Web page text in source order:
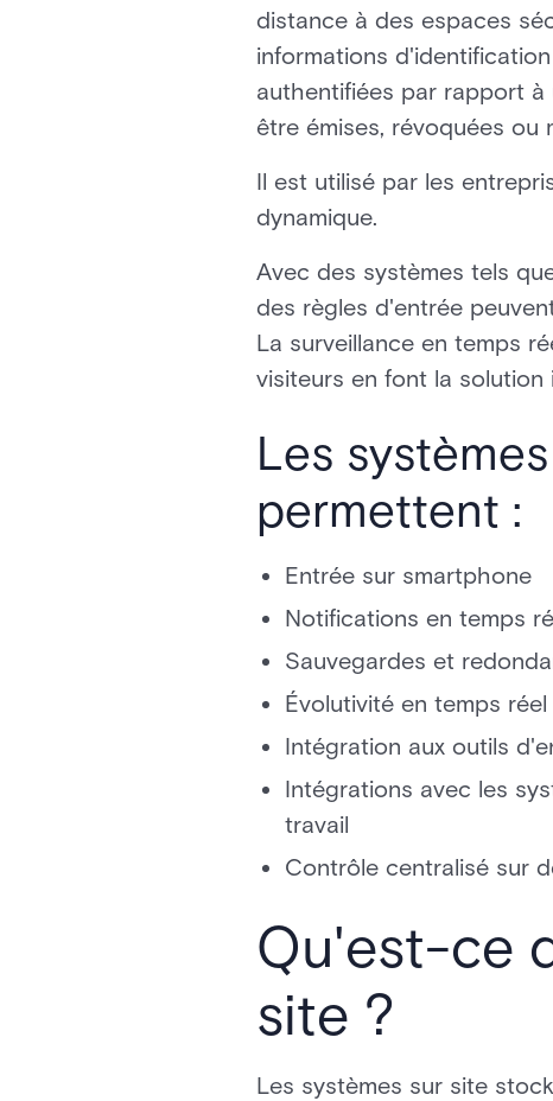
distance à des espaces
informations
authentifiées par rapport
être émises, révoquées ou
Il est utilisé par les
dynamique.
Avec des systèmes tels
des règles d'entrée
La surveillance en temps
visiteurs en font la solution
Les
permettent :
Entrée sur smartphone
Notifications en temps
Sauvegardes et
Évolutivité en temps réel
Intégration aux outils
Intégrations avec les
travail
Contrôle centralisé sur
Qu'est-ce
site ?
Les systèmes sur site